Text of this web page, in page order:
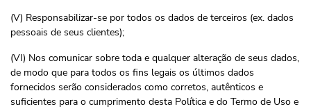
(V) Responsabilizar-se por todos os dados de terceiros (ex. dados
pessoais de seus clientes);
(VI) Nos comunicar sobre toda e qualquer alteração de seus dados,
de modo que para todos os fins legais os últimos dados
fornecidos serão considerados como corretos, autênticos e
suficientes para o cumprimento desta Política e do Termo de Uso e